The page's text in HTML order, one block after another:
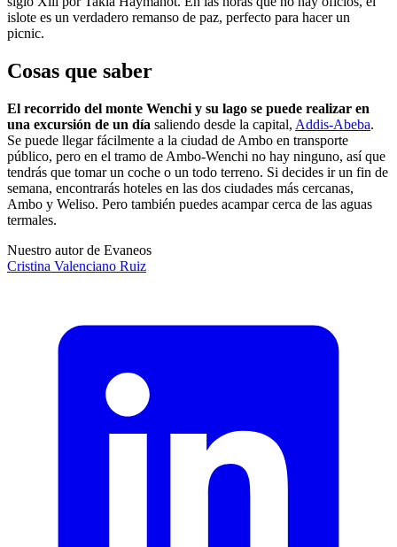
islote es un verdadero remanso de paz, perfecto para hacer un
picnic.
Cosas que saber
El recorrido del monte Wenchi y su lago se puede realizar en
una excursión de un día saliendo desde la capital, Addis-Abeba.
Se puede llegar fácilmente a la ciudad de Ambo en transporte
público, pero en el tramo de Ambo-Wenchi no hay ninguno, así que
tendrás que tomar un coche o un todo terreno. Si decides ir un fin de
semana, encontrarás hoteles en las dos ciudades más cercanas,
Ambo y Weliso. Pero también puedes acampar cerca de las aguas
termales.
Nuestro autor de Evaneos
Cristina Valenciano Ruiz